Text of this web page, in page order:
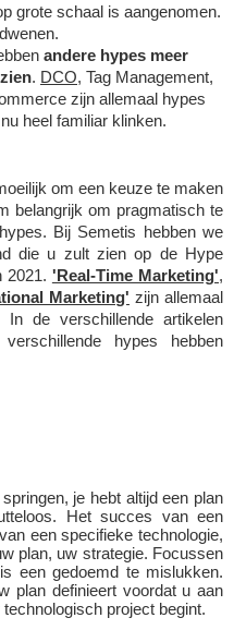
grote schaal is aangenomen.
andere hypes meer
. DCO, Tag Management,
zijn allemaal hypes
heel familiar klinken.
om een keuze te maken
belangrijk om pragmatisch te
Bij Semetis hebben we
die u zult zien op de Hype
2021. 'Real-Time Marketing'
Marketing' zijn allemaal
de verschillende artikelen
hypes hebben
je hebt altijd een plan
Het succes van een
een specifieke technologie,
plan, uw strategie. Focussen
een gedoemd te mislukken.
plan definieert voordat u aan
project begint.